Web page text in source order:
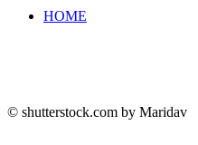
HOME
© shutterstock.com by Maridav